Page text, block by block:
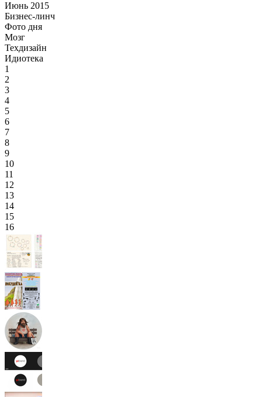
Июнь 2015
Бизнес-линч
Фото дня
Мозг
Техдизайн
Идиотека
1
2
3
4
5
6
7
8
9
10
11
12
13
14
15
16